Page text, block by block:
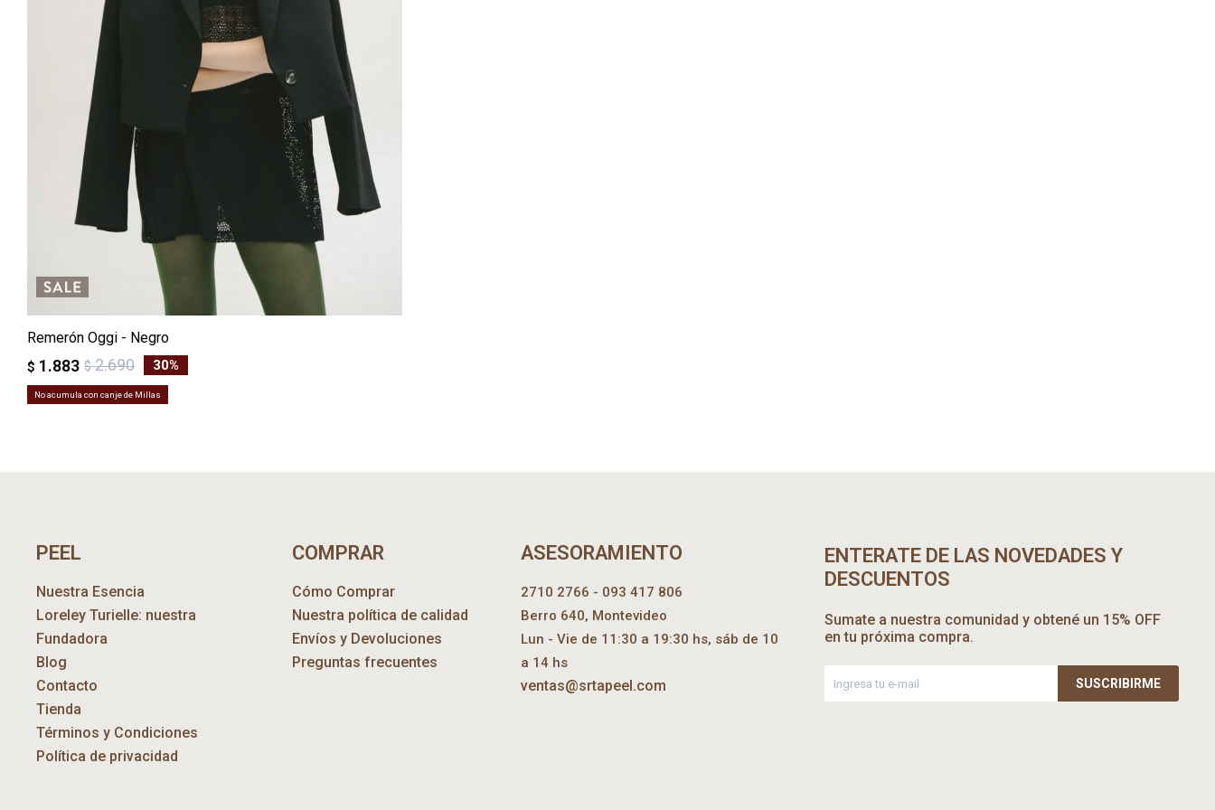
Remerón Oggi - Negro
$ 1.883 $ 2.690 30
No acumula con canje de Millas
PEEL
Nuestra Esencia
Loreley Turielle: nuestra
Fundadora
Blog
Contacto
Tienda
Términos y Condiciones
Política de privacidad
COMPRAR
Cómo Comprar
Nuestra política de calidad
Envíos y Devoluciones
Preguntas frecuentes
ASESORAMIENTO
2710 2766 - 093 417 806
Berro 640, Montevideo
Lun - Vie de 11:30 a 19:30 hs, sáb de 10
a 14 hs
ventas@srtapeel.com
ENTERATE DE LAS NOVEDADES Y
DESCUENTOS
Sumate a nuestra comunidad y obtené un 15% OFF
en tu próxima compra.
SUSCRIBIRME